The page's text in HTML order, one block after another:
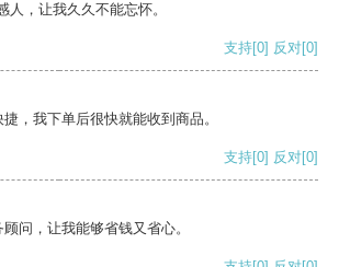
人，让我久久不能忘怀。
支持[0] 反对[0]
，我下单后很快就能收到商品。
支持[0] 反对[0]
问，让我能够省钱又省心。